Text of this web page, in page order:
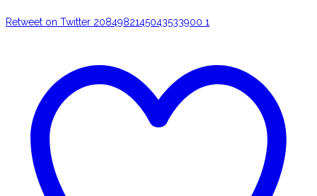
Retweet on Twitter 2084982145043533900 1